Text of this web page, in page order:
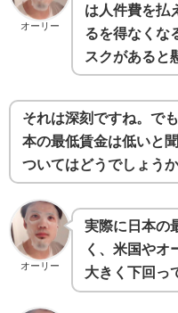
オーリー
は人件費を払
るを得なくな
スクがあると
それは深刻ですね。で
本の最低賃金は低いと
ついてはどうでしょう
オーリー
実際に日本の
く、米国やオ
大きく下回っ